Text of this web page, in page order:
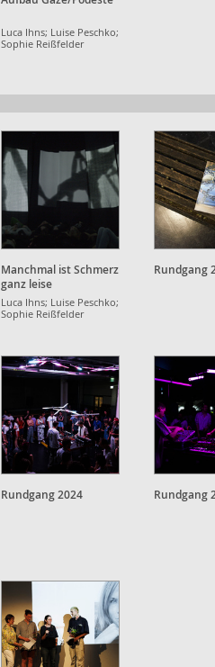
Luca Ihns; Luise Peschko;
Sophie Reißfelder
Manchmal ist Schmerz
ganz leise
Luca Ihns; Luise Peschko;
Sophie Reißfelder
Rundgang
Rundgang 2024 Rundgang